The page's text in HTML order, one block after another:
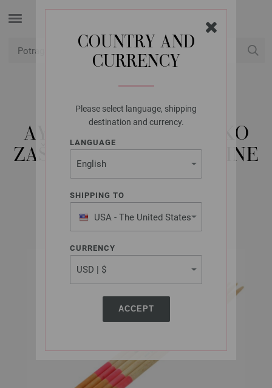
COUNTRY AND
CURRENCY
Please select language, shipping
destination and currency.
LANGUAGE
SHIPPING TO
USA - The United States
of America
CURRENCY
ACCEPT
LANA GROSSA
AYURVEDA DVOSTRUKO
ZAŠILJENE IGLE VELIČINE
4,0/15CM